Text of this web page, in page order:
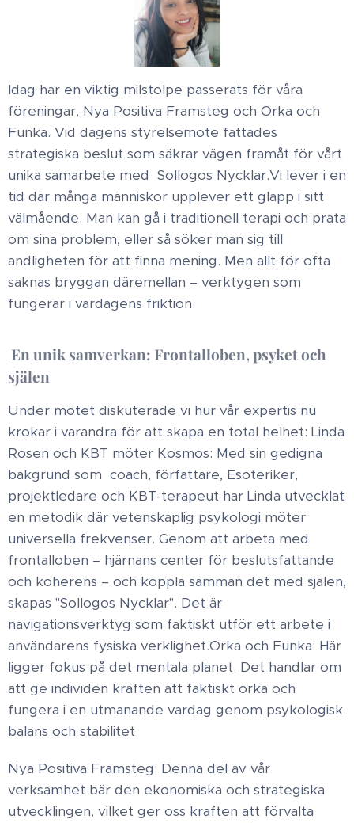
​Idag har en viktig milstolpe passerats för våra
föreningar, Nya Positiva Framsteg och Orka och
Funka. Vid dagens styrelsemöte fattades
strategiska beslut som säkrar vägen framåt för vårt
unika samarbete med Sollogos Nycklar. ​Vi lever i en
tid där många människor upplever ett glapp i sitt
välmående. Man kan gå i traditionell terapi och prata
om sina problem, eller så söker man sig till
andligheten för att finna mening. Men allt för ofta
saknas bryggan däremellan – verktygen som
fungerar i vardagens friktion.
​En unik samverkan: Frontalloben, psyket och
själen ​
Under mötet diskuterade vi hur vår expertis nu
krokar i varandra för att skapa en total helhet: ​ Linda
Rosen och KBT möter Kosmos: Med sin gedigna
bakgrund som coach, författare, Esoteriker,
projektledare och KBT-terapeut har Linda utvecklat
en metodik där vetenskaplig psykologi möter
universella frekvenser. Genom att arbeta med
frontalloben – hjärnans center för beslutsfattande
och koherens – och koppla samman det med själen,
skapas "Sollogos Nycklar". Det är
navigationsverktyg som faktiskt utför ett arbete i
användarens fysiska verklighet. ​Orka och Funka: Här
ligger fokus på det mentala planet. Det handlar om
att ge individen kraften att faktiskt orka och
fungera i en utmanande vardag genom psykologisk
balans och stabilitet. ​
Nya Positiva Framsteg: Denna del av vår
verksamhet bär den ekonomiska och strategiska
utvecklingen, vilket ger oss kraften att förvalta